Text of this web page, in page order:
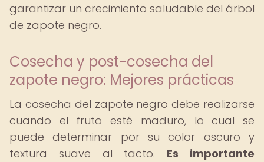
garantizar un crecimiento saludable del árbol
de zapote negro.
Cosecha y post-cosecha del
zapote negro: Mejores prácticas
La cosecha del zapote negro debe realizarse
cuando el fruto esté maduro, lo cual se
puede determinar por su color oscuro y
textura suave al tacto. Es importante